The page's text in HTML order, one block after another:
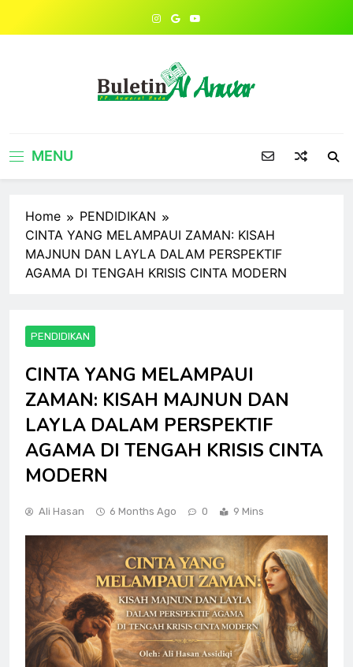
MENU
Home
PENDIDIKAN
CINTA YANG MELAMPAUI ZAMAN: KISAH
MAJNUN DAN LAYLA DALAM PERSPEKTIF
AGAMA DI TENGAH KRISIS CINTA MODERN
PENDIDIKAN
CINTA YANG MELAMPAUI
ZAMAN: KISAH MAJNUN DAN
LAYLA DALAM PERSPEKTIF
AGAMA DI TENGAH KRISIS CINTA
MODERN
Ali Hasan 6 Months Ago 0 9 Mins